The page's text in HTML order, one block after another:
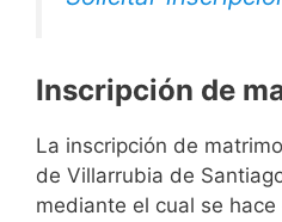
Inscripción de
La inscripción de
de Villarrubia de
mediante el cual se